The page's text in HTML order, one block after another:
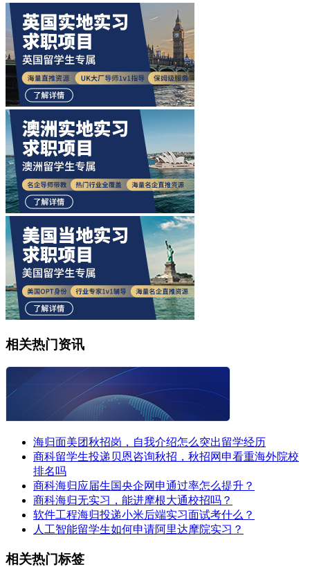
相关热门资讯
海归面美团秋招岗，自我介绍怎么突出留学经历
商科留学生投递贝恩咨询秋招，秋招网申看重海外院校
排名吗
商科海归应届生国央企网申通过率怎么提升？
商科海归无实习，能进摩根大通校招吗？
软件工程海归投递小米后端实习面试考什么？
人工智能留学生如何申请阿里达摩院实习？
相关热门标签